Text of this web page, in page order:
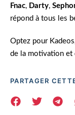
Fnac, Darty,
répond à tous les
Optez pour
de la motivation et
PARTAGER